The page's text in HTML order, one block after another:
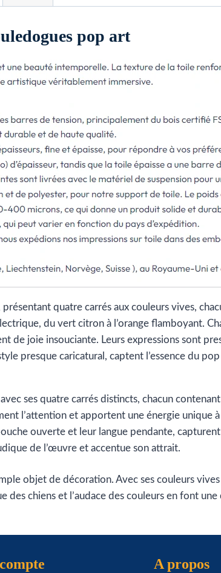
pop art
quatre carrés aux couleurs vives,
du vert citron à l’orange flamboyant.
de joie insouciante. Leurs expressions sont
presque caricatural, captent l’essence du
ses quatre carrés distincts, chacun
l’attention et apportent une énergie unique à
ouverte et leur langue pendante,
de l’œuvre et accentue son attrait.
objet de décoration. Avec ses couleurs
des chiens et l’audace des couleurs en font
A propos